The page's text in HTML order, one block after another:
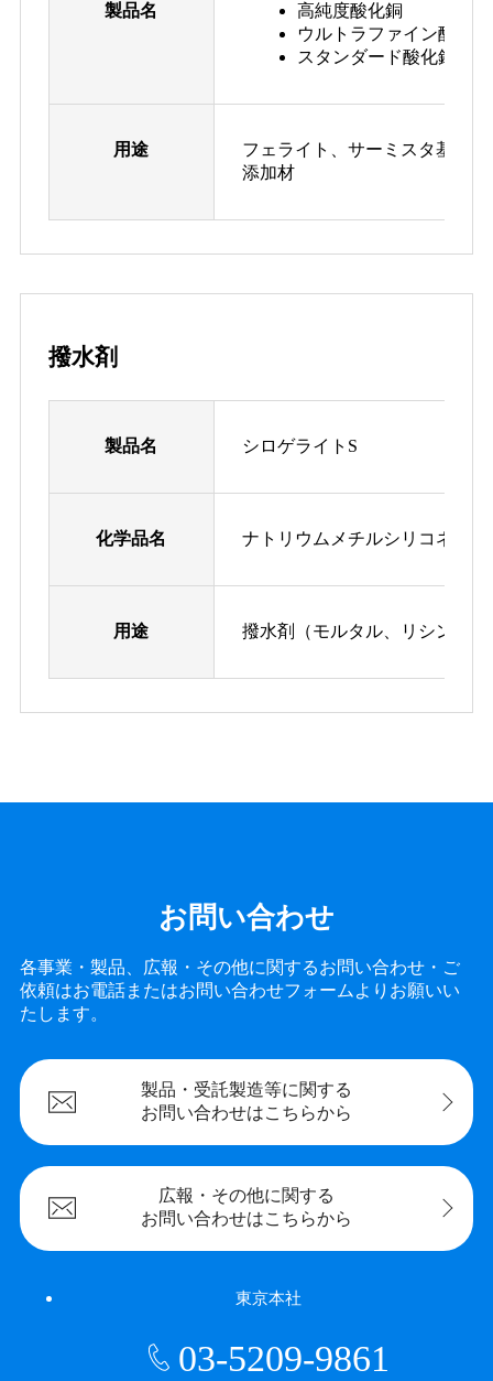
製品名
高純度酸化銅
ウルトラファイン酸化銅
スタンダード酸化銅
用途
フェライト、サーミスタ基材
添加材
撥水剤
製品名 シロゲライトS
化学品名 ナトリウムメチルシリコネート
用途 撥水剤（モルタル、リシン、
お問い合わせ
各事業・製品、広報・その他に関するお問い合わせ・ご
依頼はお電話またはお問い合わせフォームよりお願いい
たします。
製品・受託製造等に関する
お問い合わせはこちらから
広報・その他に関する
お問い合わせはこちらから
東京本社
03-5209-9861